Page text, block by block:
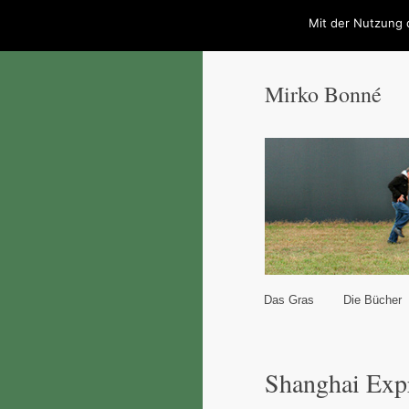
Mirko Bonné
Zum Inhalt wechseln
Zum sekundären
Das Gras Die Bücher
Shanghai
Mit der Nutzung